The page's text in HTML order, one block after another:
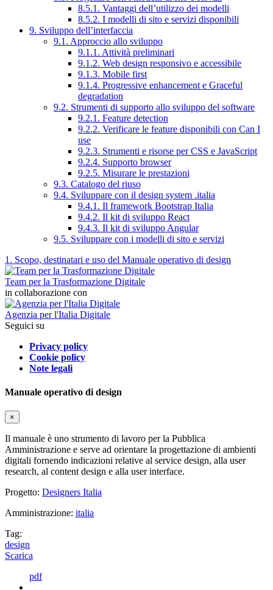
8.5.1. Vantaggi dell’utilizzo dei modelli
8.5.2. I modelli di sito e servizi disponibili
9. Sviluppo dell’interfaccia
9.1. Approccio allo sviluppo
9.1.1. Attività preliminari
9.1.2. Web design responsivo e accessibile
9.1.3. Mobile first
9.1.4. Progressive enhancement e Graceful
degradation
9.2. Strumenti di supporto allo sviluppo del software
9.2.1. Feature detection
9.2.2. Verificare le feature disponibili con Can I
use
9.2.3. Strumenti e risorse per CSS e JavaScript
9.2.4. Supporto browser
9.2.5. Misurare le prestazioni
9.3. Catalogo del riuso
9.4. Sviluppare con il design system .italia
9.4.1. Il framework Bootstrap Italia
9.4.2. Il kit di sviluppo React
9.4.3. Il kit di sviluppo Angular
9.5. Sviluppare con i modelli di sito e servizi
1. Scopo, destinatari e uso del Manuale operativo di design
Team per la Trasformazione Digitale
in collaborazione con
Agenzia per l'Italia Digitale
Seguici su
Privacy policy
Cookie policy
Note legali
Manuale operativo di design
×
Il manuale è uno strumento di lavoro per la Pubblica
Amministrazione e serve ad orientare la progettazione di ambienti
digitali fornendo indicazioni relative al service design, alla user
research, al content design e alla user interface.
Progetto: Designers Italia
Amministrazione: italia
Tag:
design
Scarica
pdf